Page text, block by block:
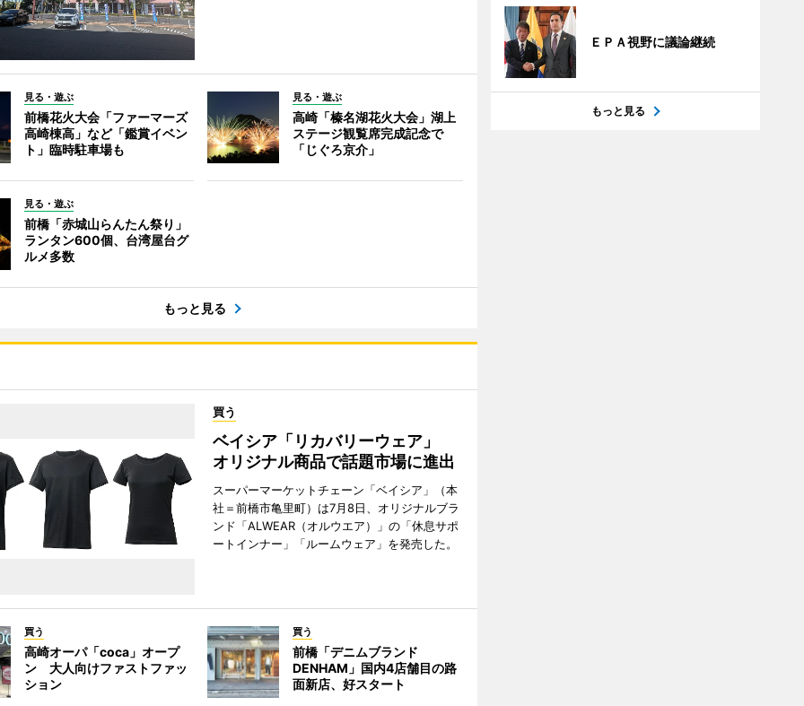
見る・遊ぶ
前橋花火大会「ファーマーズ
高崎棟高」など「鑑賞イベン
ト」臨時駐車場も
見る・遊ぶ
高崎「榛名湖花火大会」湖上
ステージ観覧席完成記念で
「じぐろ京介」
見る・遊ぶ
前橋「赤城山らんたん祭り」
ランタン600個、台湾屋台グ
ルメ多数
もっと見る
買う
ベイシア「リカバリーウェア」
オリジナル商品で話題市場に進出
スーパーマーケットチェーン「ベイシア」（本
社＝前橋市亀里町）は7月8日、オリジナルブラ
ンド「ALWEAR（オルウエア）」の「休息サポ
ートインナー」「ルームウェア」を発売した。
買う
高崎オーパ「coca」オープ
ン 大人向けファストファッ
ション
買う
前橋「デニムブランド
DENHAM」国内4店舗目の路
面新店、好スタート
ＥＰＡ視野に議論継続
もっと見る